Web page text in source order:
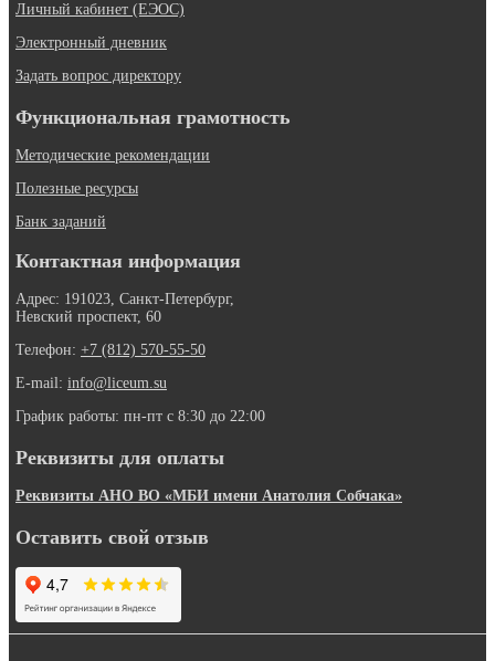
Личный кабинет (ЕЭОС)
Электронный дневник
Задать вопрос директору
Функциональная грамотность
Методические рекомендации
Полезные ресурсы
Банк заданий
Контактная информация
Адрес: 191023, Санкт-Петербург,
Невский проспект, 60
Телефон: +7 (812) 570-55-50
E-mail: info@liceum.su
График работы: пн-пт с 8:30 до 22:00
Реквизиты для оплаты
Реквизиты АНО ВО «МБИ имени Анатолия Собчака»
Оставить свой отзыв